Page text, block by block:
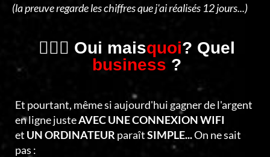
(la preuve regarde les chiffres que j'ai réalisés 12 jours...)
🤷🏻‍♂️ Oui maisquoi? Quel
business ?
Et pourtant, même si aujourd'hui gagner de l'argent
en ligne justeAVEC UNE CONNEXION WIFI
et UN ORDINATEUR paraîtSIMPLE...On ne sait
pas :